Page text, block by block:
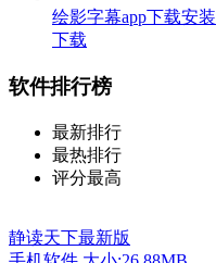
绘影字幕app下载安装
下载
软件排行榜
最新排行
最热排行
评分最高
静读天下最新版